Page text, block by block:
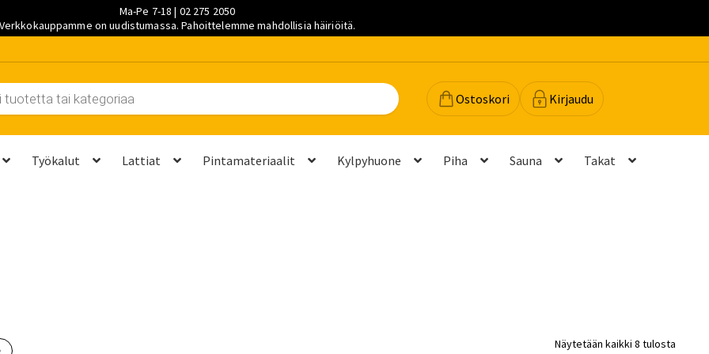
Ma-Pe 7-18 | 02 275 2050
Verkkokauppamme on uudistumassa. Pahoittelemme mahdollisia häiriöitä.
Ostoskori Kirjaudu
Työkalut Lattiat Pintamateriaalit Kylpyhuone Piha Sauna
Takat
kannattaa vaihtaa?
Näytetään kaikki 8 tulosta